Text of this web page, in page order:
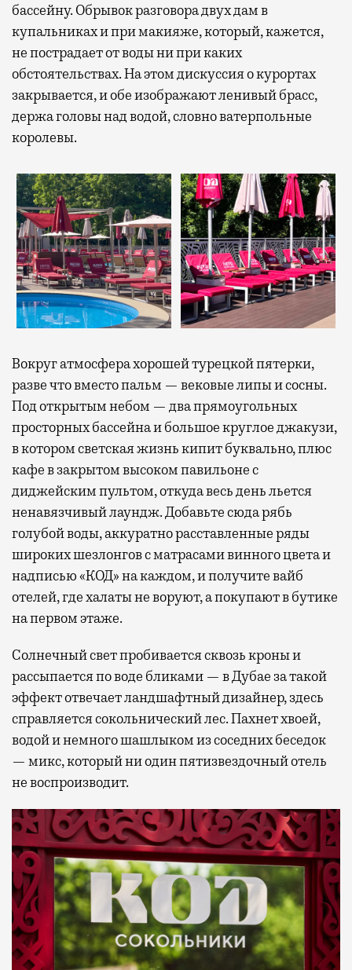
бассейну. Обрывок разговора двух дам в
купальниках и при макияже, который, кажется,
не пострадает от воды ни при каких
обстоятельствах. На этом дискуссия о курортах
закрывается, и обе изображают ленивый брасс,
держа головы над водой, словно ватерпольные
королевы.
Вокруг атмосфера хорошей турецкой пятерки,
разве что вместо пальм — вековые липы и сосны.
Под открытым небом — два прямоугольных
просторных бассейна и большое круглое джакузи,
в котором светская жизнь кипит буквально, плюс
кафе в закрытом высоком павильоне с
диджейским пультом, откуда весь день льется
ненавязчивый лаундж. Добавьте сюда рябь
голубой воды, аккуратно расставленные ряды
широких шезлонгов с матрасами винного цвета и
надписью «КОД» на каждом, и получите вайб
отелей, где халаты не воруют, а покупают в бутике
на первом этаже.
Солнечный свет пробивается сквозь кроны и
рассыпается по воде бликами — в Дубае за такой
эффект отвечает ландшафтный дизайнер, здесь
справляется сокольнический лес. Пахнет хвоей,
водой и немного шашлыком из соседних беседок
— микс, который ни один пятизвездочный отель
не воспроизводит.